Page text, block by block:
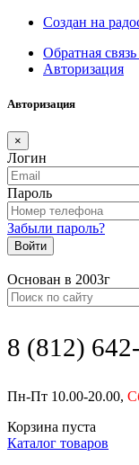
Создан на
Обратная
Авторизация
Авторизация
×
Логин
Пароль
Забыли пароль?
Войти
Основан в 2003г
8 (812)
Пн-Пт 10.00-20.00,
Корзина пуста
Каталог товаров